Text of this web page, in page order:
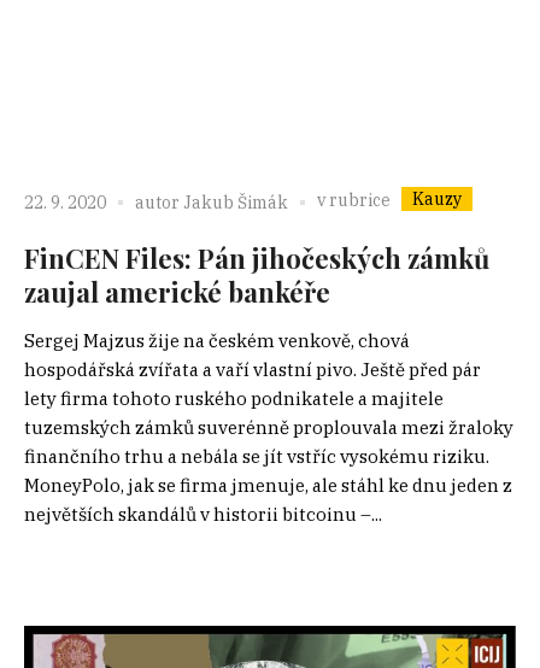
22. 9. 2020 autor Jakub Šimák v rubrice Kauzy
FinCEN Files: Pán jihočeských zámků
zaujal americké bankéře
Sergej Majzus žije na českém venkově, chová
hospodářská zvířata a vaří vlastní pivo. Ještě před pár
lety firma tohoto ruského podnikatele a majitele
tuzemských zámků suverénně proplouvala mezi žraloky
finančního trhu a nebála se jít vstříc vysokému riziku.
MoneyPolo, jak se firma jmenuje, ale stáhl ke dnu jeden z
největších skandálů v historii bitcoinu –...